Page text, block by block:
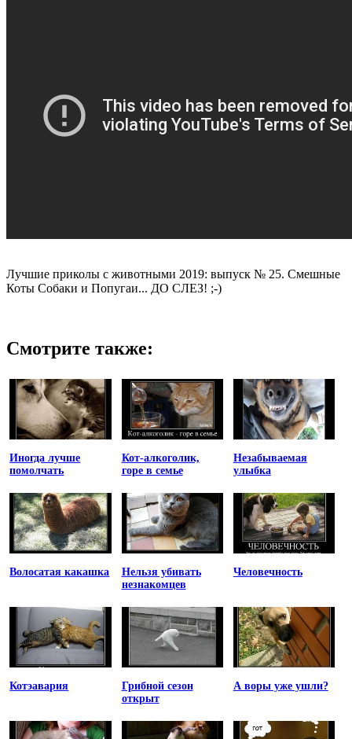
Лучшие приколы с животными 2019: выпуск № 25. Смешные
Коты Собаки и Попугаи... ДО СЛЕЗ! ;-)
Смотрите также:
Иногда лучше
помолчать
Кот-алкоголик,
горе в семье
Незабываемая
улыбка
Волосатая какашка
Нельзя убивать
незнакомцев
Человечность
Котэавария
Грибной сезон
открыт
А воры уже ушли?